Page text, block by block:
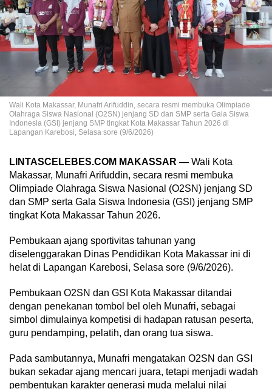
Wali Kota Makassar, Munafri Arifuddin, secara resmi membuka Olimpiade
Olahraga Siswa Nasional (O2SN) jenjang SD dan SMP serta Gala Siswa
Indonesia (GSI) jenjang SMP tingkat Kota Makassar Tahun 2026 di
Lapangan Karebosi, Selasa sore (9/6/2026)
LINTASCELEBES.COM MAKASSAR — Wali Kota
Makassar, Munafri Arifuddin, secara resmi membuka
Olimpiade Olahraga Siswa Nasional (O2SN) jenjang SD
dan SMP serta Gala Siswa Indonesia (GSI) jenjang SMP
tingkat Kota Makassar Tahun 2026.
Pembukaan ajang sportivitas tahunan yang
diselenggarakan Dinas Pendidikan Kota Makassar ini di
helat di Lapangan Karebosi, Selasa sore (9/6/2026).
Pembukaan O2SN dan GSI Kota Makassar ditandai
dengan penekanan tombol bel oleh Munafri, sebagai
simbol dimulainya kompetisi di hadapan ratusan peserta,
guru pendamping, pelatih, dan orang tua siswa.
Pada sambutannya, Munafri mengatakan O2SN dan GSI
bukan sekadar ajang mencari juara, tetapi menjadi wadah
pembentukan karakter generasi muda melalui nilai